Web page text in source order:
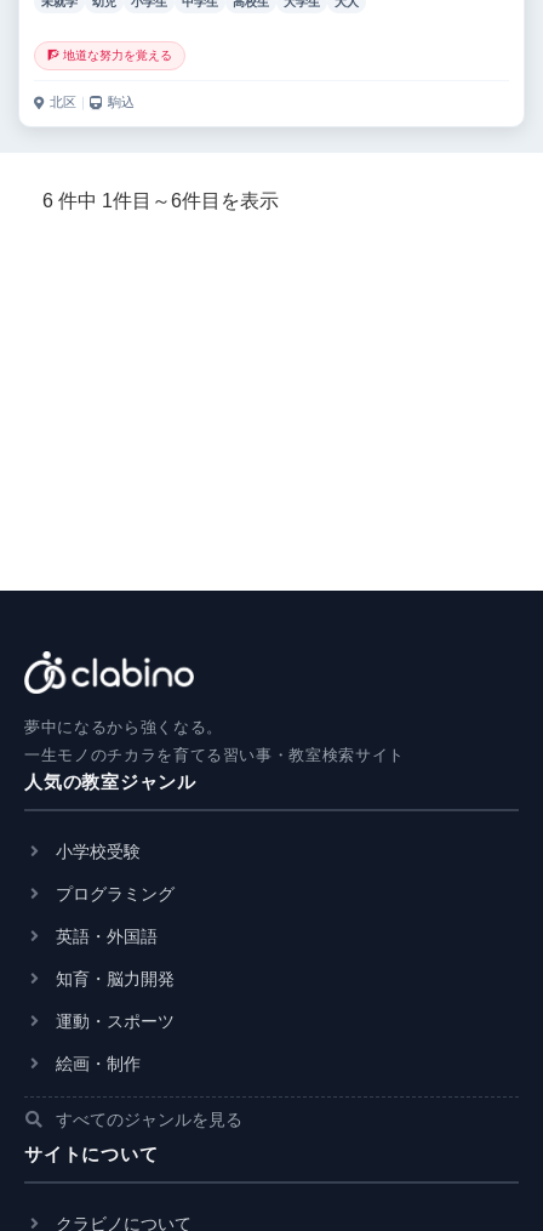
🧗 地道な努力を覚える
北区 ｜ 駒込
6 件中 1件目～6件目を表示
夢中になるから強くなる。
一生モノのチカラを育てる習い事・教室検索サイト
人気の教室ジャンル
小学校受験
プログラミング
英語・外国語
知育・脳力開発
運動・スポーツ
絵画・制作
すべてのジャンルを見る
サイトについて
クラビノについて